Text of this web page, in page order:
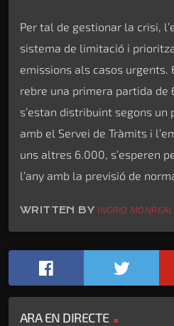
Per tal de gestionar la crisi,
sistema de limitació i
emissions als casos urgents.
rebre una primera partida de
s’estan distribuint segons
amb el Servei de Tràmits i
uns altres 6.000, s’esperen
l’any amb la previsió de
WRITTEN BYINGRID MONREAL
ARA EN DIRECTE